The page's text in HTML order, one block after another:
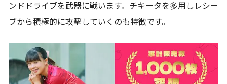
ンドドライブを武器に戦います。チキータを多用しレシー
ブから積極的に攻撃していくのも特徴です。